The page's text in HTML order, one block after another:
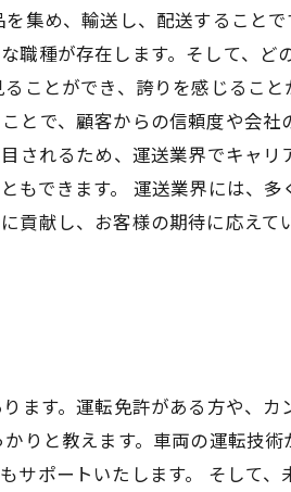
集め、輸送し、配送することで
種が存在します。そして、ど
ことができ、誇りを感じるこ
とで、顧客からの信頼度や会社
されるため、運送業界でキャ
もできます。 運送業界には、
貢献し、お客様の期待に応えて
ます。運転免許がある方や、カ
りと教えます。車両の運転技
サポートいたします。 そして、